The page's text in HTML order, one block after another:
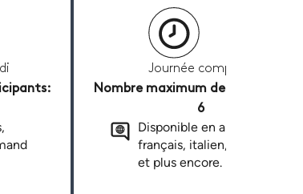
Journée complète
Nombre maximum de
6
Disponible en anglais,
français, italien, allemand
et plus encore.